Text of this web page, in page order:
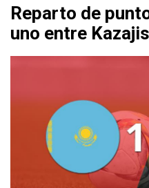
Reparto de
uno entre